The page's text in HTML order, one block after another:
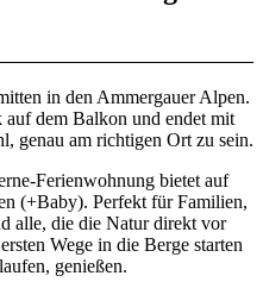
in den Ammergauer Alpen.
dem Balkon und endet mit
genau am richtigen Ort zu sein.
Ferienwohnung bietet auf
(+Baby). Perfekt für Familien,
alle, die die Natur direkt vor
Wege in die Berge starten
genießen.